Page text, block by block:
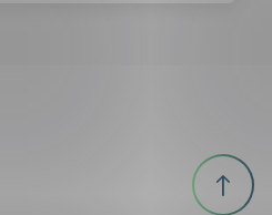
Til
toppen